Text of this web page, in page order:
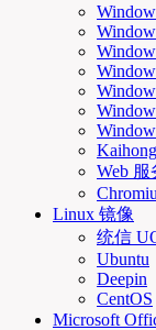
Web 服
Linux 镜像
统信
Ubuntu
Deepin
CentOS
Microsoft